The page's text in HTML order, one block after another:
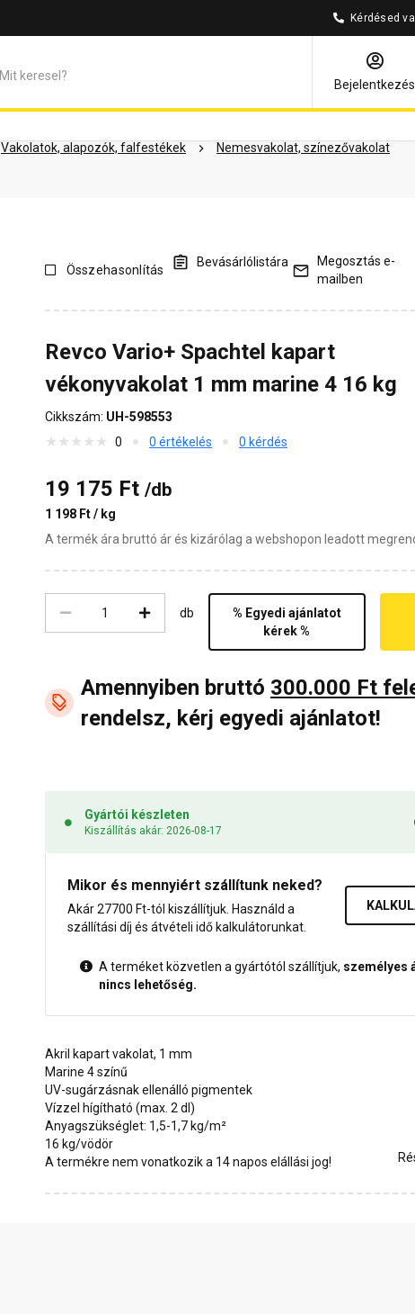
Kérdésed
Bejelentkezés
Vakolatok, alapozók, falfestékek
Nemesvakolat, színezővakolat
Dokumentumok Vásárlói vélemények Kérdések és válaszok
Összehasonlítás
Bevásárlólistára
Megosztás e-
mailben
Revco Vario+ Spachtel kapart
vékonyvakolat 1 mm marine 4 16 kg
Cikkszám: UH-598553
0
0 értékelés 0 kérdés
19 175 Ft /db
1 198 Ft / kg
A termék ára bruttó ár és kizárólag a webshopon leadott
db
% Egyedi ajánlatot
kérek %
Amennyiben bruttó 300.000 Ft
rendelsz, kérj egyedi ajánlatot!
Gyártói készleten
Kiszállítás akár: 2026-08-17
Mikor és mennyiért szállítunk neked?
Akár 27700 Ft-tól kiszállítjuk. Használd a
szállítási díj és átvételi idő kalkulátorunkat.
A terméket közvetlen a gyártótól szállítjuk, személyes
nincs lehetőség.
Akril kapart vakolat, 1 mm
Marine 4 színű
UV-sugárzásnak ellenálló pigmentek
Vízzel hígítható (max. 2 dl)
Anyagszükséglet: 1,5-1,7 kg/m²
16 kg/vödör
A termékre nem vonatkozik a 14 napos elállási jog!